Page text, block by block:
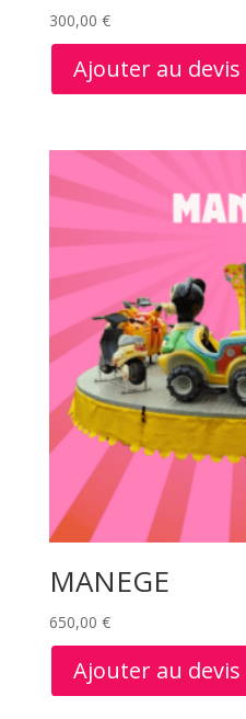
300,00 €
Ajouter au devis
MANEGE
650,00 €
Ajouter au devis